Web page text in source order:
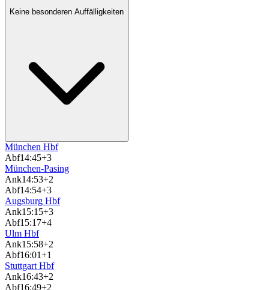
Keine besonderen Auffälligkeiten
München Hbf
Abf14:45+3
München-Pasing
Ank14:53+2
Abf14:54+3
Augsburg Hbf
Ank15:15+3
Abf15:17+4
Ulm Hbf
Ank15:58+2
Abf16:01+1
Stuttgart Hbf
Ank16:43+2
Abf16:49+2